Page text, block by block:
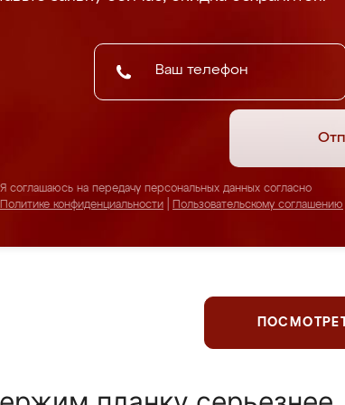
Я соглашаюсь на передачу персональных данных согласно
Политике конфиденциальности
Пользовательскому соглашению